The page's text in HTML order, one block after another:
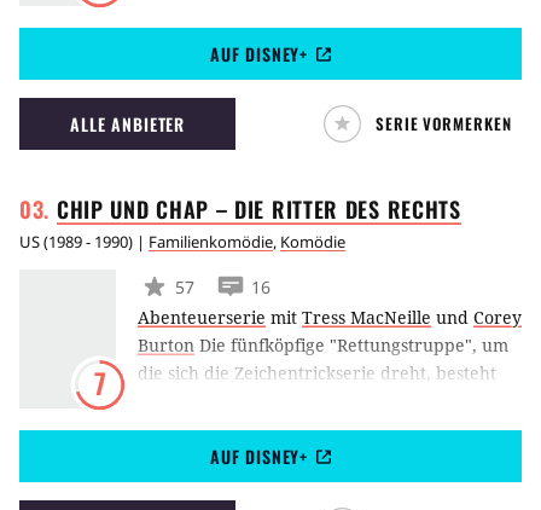
Dagobert. Gemeinsam mit ihm und dem
Piloten Quack erleben die drei Kleinen viele
Abentreuer, bei denen es in der Regel darum
geht, Dagoberts Geldspeicher weiter zu füllen,
damit er weiterhin tagtäglich sein
AUF DISNEY+
ALLE ANBIETER SERIE VORMERKEN
CHIP UND CHAP – DIE RITTER DES RECHTS
US(1989 - 1990) | Familienkomödie, Komödie
7
57
16
Abenteuerserie mit Tress MacNeille und Corey
Burton Die fünfköpfige "Rettungstruppe", um
die sich die Zeichentrickserie dreht, besteht
der Maus Trixi, der australischen Muskelmaus
Samson und seinem besten Freund Summi,
eine grüne Fliege. Hauptfeinde des Teams sind
AUF DISNEY+